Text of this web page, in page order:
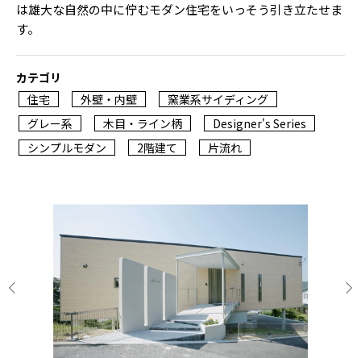
は雄大な自然の中に佇むモダン住宅をいっそう引き立たせま
す。
カテゴリ
住宅
外壁・内壁
窯業系サイディング
グレー系
木目・ライン柄
Designer's Series
シンプルモダン
2階建て 片流れ